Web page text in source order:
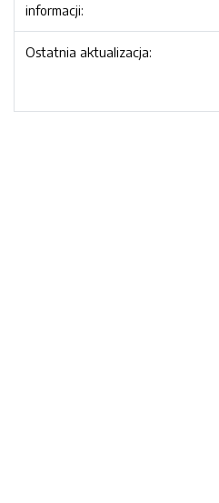
informacji:
Ostatnia aktualizacja: